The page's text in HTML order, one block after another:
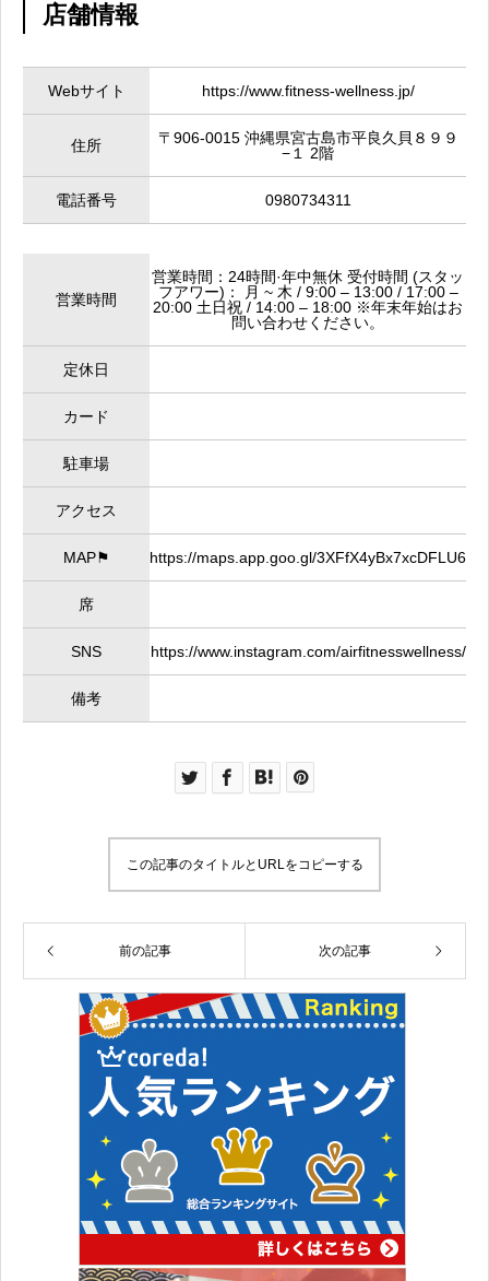
店舗情報
Webサイト https://www.fitness-wellness.jp/
住所
〒906-0015 沖縄県宮古島市平良久貝８９９
−１ 2階
電話番号 0980734311
営業時間
営業時間：24時間·年中無休 受付時間 (スタッ
フアワー)： 月 ~ 木 / 9:00 – 13:00 / 17:00 –
20:00 土日祝 / 14:00 – 18:00 ※年末年始はお
問い合わせください。
定休日
カード
駐車場
アクセス
MAP⚑ https://maps.app.goo.gl/3XFfX4yBx7xcDFLU6
席
SNS https://www.instagram.com/airfitnesswellness/
備考
この記事のタイトルとURLをコピーする
前の記事 次の記事